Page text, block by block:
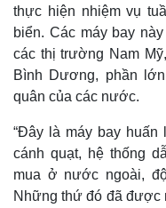
thực hiện nhiệm vụ
biển. Các máy bay
các thị trường Nam
Bình Dương, phần
quân của các nước.
“Đây là máy bay huấn
cánh quạt, hệ thống
mua ở nước ngoài,
Những thứ đó đã được